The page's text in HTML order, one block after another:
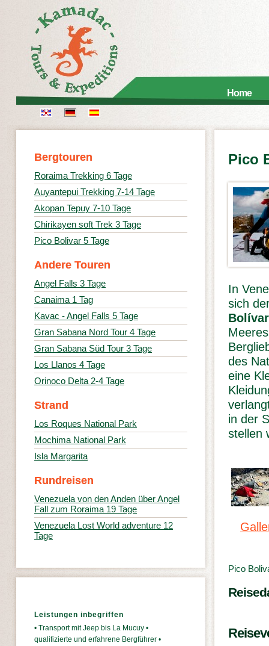
Home
Pico
In
sich
des
eine
in der
stellen
Pico
Bergtouren
Roraima Trekking 6 Tage
Auyantepui Trekking 7-14 Tage
Akopan Tepuy 7-10 Tage
Chirikayen soft Trek 3 Tage
Pico Bolivar 5 Tage
Andere Touren
Angel Falls 3 Tage
Canaima 1 Tag
Kavac - Angel Falls 5 Tage
Gran Sabana Nord Tour 4 Tage
Gran Sabana Süd Tour 3 Tage
Los Llanos 4 Tage
Orinoco Delta 2-4 Tage
Strand
Los Roques National Park
Mochima National Park
Isla Margarita
Rundreisen
Venezuela von den Anden über Angel
Fall zum Roraima 19 Tage
Venezuela Lost World adventure 12
Tage
Leistungen inbegriffen
• Transport mit Jeep bis La Mucuy •
qualifizierte und erfahrene Bergführer •